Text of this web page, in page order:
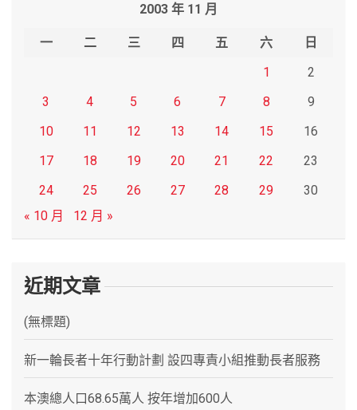
2003 年 11 月
一 二 三 四 五 六
日
1
2
3
4 5 6 7 8
9
10
11 12 13 14 15
16
17
18 19 20 21 22
23
24
25 26 27 28 29
30
« 10 月
12 月 »
近期文章
(無標題)
新一輪長者十年行動計劃 設四專責小組推動長者服務
本澳總人口68.65萬人 按年增加600人